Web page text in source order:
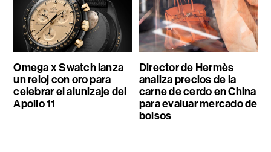
Omega x Swatch lanza
un reloj con oro para
celebrar el alunizaje del
Apollo 11
Director de Hermès
analiza precios de la
carne de cerdo en China
para evaluar mercado de
bolsos